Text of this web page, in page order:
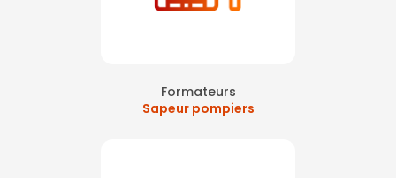
Formateurs
Sapeur pompiers